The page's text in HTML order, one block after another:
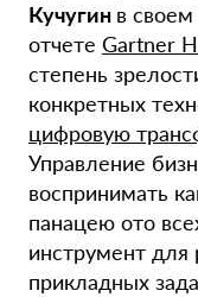
Кучугин в
отчете Gartner
степень
конкретных
цифровую
Управление
воспринимать
панацею ото
инструмент
прикладных